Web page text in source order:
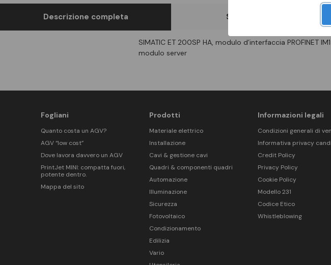
Descrizione completa Scheda Tecnica
SIMATIC ET 200SP HA, modulo d’interfaccia
modulo server
Fogliani
Quanto costa un AGV?
AGV “low cost”
Dove lavora davvero un AGV
PrintJet MINI: compatta fuori,
potente dentro.
Mappa del sito
Prodotti
Materiale elettrico
Installazione
Cavi & gestione cavi
Quadri & componenti quadri
Automazione
Illuminazione
Sicurezza
Fotovoltaico
Condizionamento
Edilizia
Vario
Informazioni legali
Condizioni generali di
Informativa privacy
Credit Policy
Privacy Policy
Cookie Policy
Modello 231
Codice Etico
Whistleblowing